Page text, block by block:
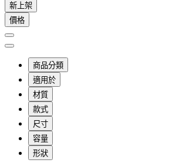
新上架
價格
商品分類
適用於
材質
款式
尺寸
容量
形狀